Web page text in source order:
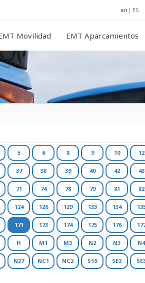
en | ES
Movilidad EMT Aparcamientos
5 6 8 9 10 12
37 38 39 40 42 43
71 74 78 79 81 82
124 126 129 133 134
171 173 174 175 176
H M1 M3 N2 N3 N4
N27 NC1 NC2 S10 SE2